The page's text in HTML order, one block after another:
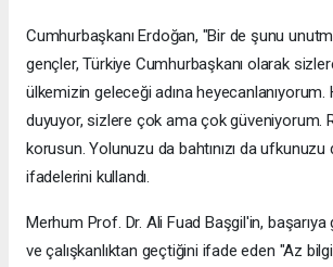
Cumhurbaşkanı Erdoğan, "Bir de şunu
gençler, Türkiye Cumhurbaşkanı olarak
ülkemizin geleceği adına
duyuyor, sizlere çok ama çok güveniyorum.
korusun. Yolunuzu da bahtınızı da ufkunuzu
ifadelerini kullandı.
Merhum Prof. Dr. Ali Fuad Başgil'in,
ve çalışkanlıktan geçtiğini ifade eden "Az